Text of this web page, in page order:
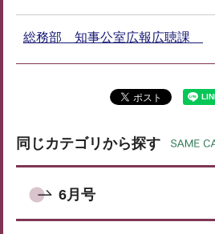
総務部 知事公室広報広聴課
同じカテゴリから探す
6月号